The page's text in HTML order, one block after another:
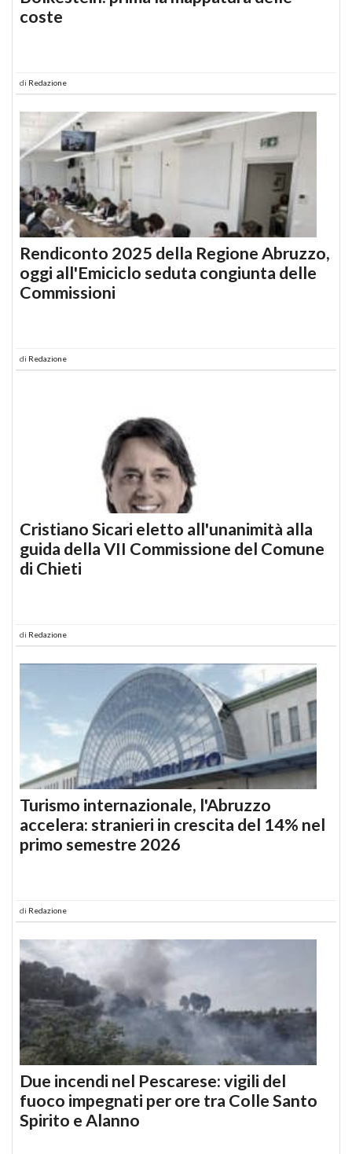
coste
di Redazione
Rendiconto 2025 della Regione Abruzzo,
oggi all'Emiciclo seduta congiunta delle
Commissioni
di Redazione
Cristiano Sicari eletto all'unanimità alla
guida della VII Commissione del Comune
di Chieti
di Redazione
Turismo internazionale, l'Abruzzo
accelera: stranieri in crescita del 14% nel
primo semestre 2026
di Redazione
Due incendi nel Pescarese: vigili del
fuoco impegnati per ore tra Colle Santo
Spirito e Alanno